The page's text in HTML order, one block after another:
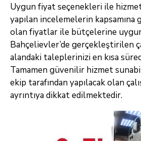
Uygun fiyat seçenekleri ile
yapılan incelemelerin
olan fiyatlar ile bütçelerine
Bahçelievler’de gerçekleştirilen
alandaki taleplerinizi en kısa
Tamamen güvenilir hizmet
ekip tarafından yapılacak olan
ayrıntıya dikkat edilmektedir.